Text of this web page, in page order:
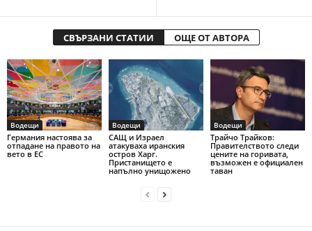
СВЪРЗАНИ СТАТИИ ОЩЕ ОТ АВТОРА
Водещи
Германия настоява за
отпадане на правото на
вето в ЕС
Водещи
САЩ и Израел
атакуваха иранския
остров Харг.
Пристанището е
напълно унищожено
Водещи
Трайчо Трайков:
Правителството следи
цените на горивата,
възможен е официален
таван